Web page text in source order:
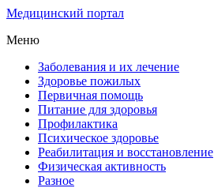
Медицинский портал
Меню
Заболевания и их лечение
Здоровье пожилых
Первичная помощь
Питание для здоровья
Профилактика
Психическое здоровье
Реабилитация и восстановление
Физическая активность
Разное